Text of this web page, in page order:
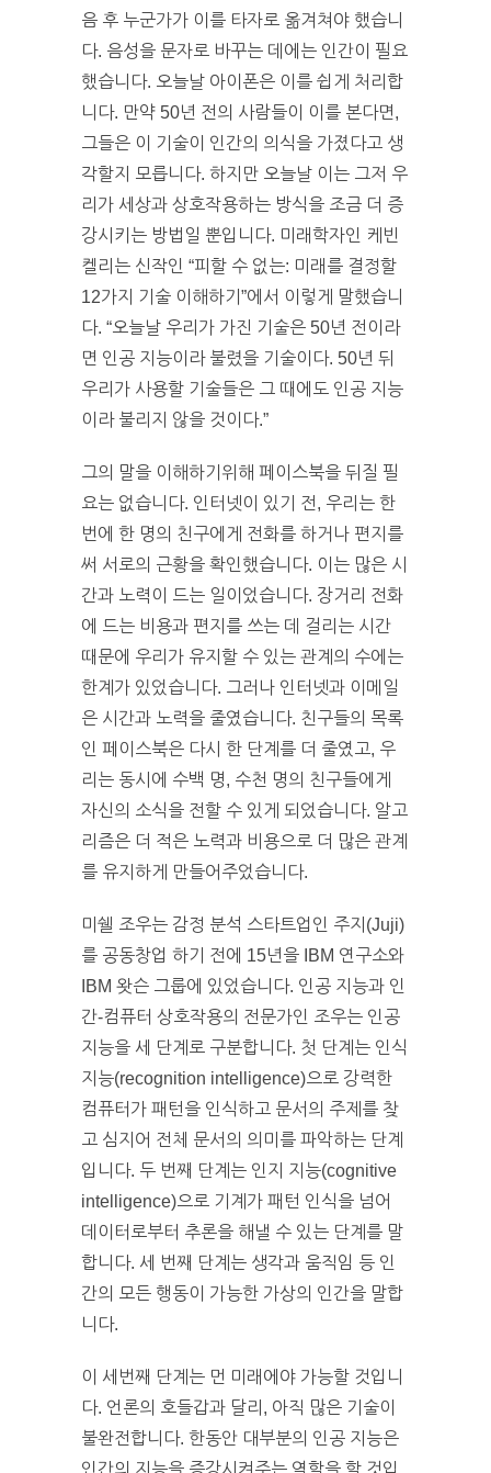
음 후 누군가가 이를 타자로 옮겨쳐야 했습니
다. 음성을 문자로 바꾸는 데에는 인간이 필요
했습니다. 오늘날 아이폰은 이를 쉽게 처리합
니다. 만약 50년 전의 사람들이 이를 본다면,
그들은 이 기술이 인간의 의식을 가졌다고 생
각할지 모릅니다. 하지만 오늘날 이는 그저 우
리가 세상과 상호작용하는 방식을 조금 더 증
강시키는 방법일 뿐입니다. 미래학자인 케빈
켈리는 신작인 “피할 수 없는: 미래를 결정할
12가지 기술 이해하기”에서 이렇게 말했습니
다. “오늘날 우리가 가진 기술은 50년 전이라
면 인공 지능이라 불렸을 기술이다. 50년 뒤
우리가 사용할 기술들은 그 때에도 인공 지능
이라 불리지 않을 것이다.”
그의 말을 이해하기위해 페이스북을 뒤질 필
요는 없습니다. 인터넷이 있기 전, 우리는 한
번에 한 명의 친구에게 전화를 하거나 편지를
써 서로의 근황을 확인했습니다. 이는 많은 시
간과 노력이 드는 일이었습니다. 장거리 전화
에 드는 비용과 편지를 쓰는 데 걸리는 시간
때문에 우리가 유지할 수 있는 관계의 수에는
한계가 있었습니다. 그러나 인터넷과 이메일
은 시간과 노력을 줄였습니다. 친구들의 목록
인 페이스북은 다시 한 단계를 더 줄였고, 우
리는 동시에 수백 명, 수천 명의 친구들에게
자신의 소식을 전할 수 있게 되었습니다. 알고
리즘은 더 적은 노력과 비용으로 더 많은 관계
를 유지하게 만들어주었습니다.
미쉘 조우는 감정 분석 스타트업인 주지(Juji)
를 공동창업 하기 전에 15년을 IBM 연구소와
IBM 왓슨 그룹에 있었습니다. 인공 지능과 인
간-컴퓨터 상호작용의 전문가인 조우는 인공
지능을 세 단계로 구분합니다. 첫 단계는 인식
지능(recognition intelligence)으로 강력한
컴퓨터가 패턴을 인식하고 문서의 주제를 찾
고 심지어 전체 문서의 의미를 파악하는 단계
입니다. 두 번째 단계는 인지 지능(cognitive
intelligence)으로 기계가 패턴 인식을 넘어
데이터로부터 추론을 해낼 수 있는 단계를 말
합니다. 세 번째 단계는 생각과 움직임 등 인
간의 모든 행동이 가능한 가상의 인간을 말합
니다.
이 세번째 단계는 먼 미래에야 가능할 것입니
다. 언론의 호들갑과 달리, 아직 많은 기술이
불완전합니다. 한동안 대부분의 인공 지능은
인간의 지능을 증강시켜주는 역할을 할 것입